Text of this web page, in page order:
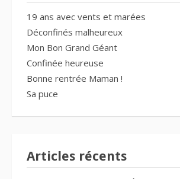
19 ans avec vents et marées
Déconfinés malheureux
Mon Bon Grand Géant
Confinée heureuse
Bonne rentrée Maman !
Sa puce
Articles récents